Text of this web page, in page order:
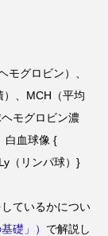
モグロビン）、
、MCH（平均
モグロビン濃
白血球像 {
（リンパ球）}
ているかについ
礎」） で解説し